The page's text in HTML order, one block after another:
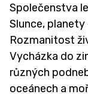
Společenstva
Slunce,
Rozmanitost
Vycházka do
různých
oceánech a